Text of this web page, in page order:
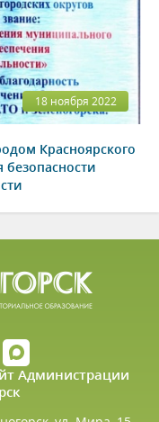
18 ноября 2022
Красноярского
безопасности
Администрации